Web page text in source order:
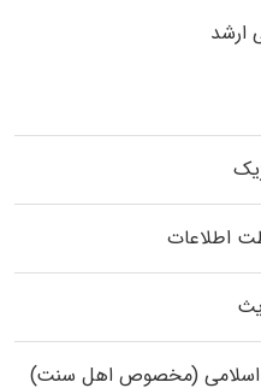
ارشد
اطلاعات
اسلامی (مخصوص اهل سنت)